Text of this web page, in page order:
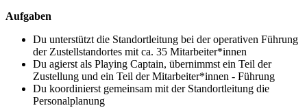
Aufgaben
Du unterstützt die Standortleitung bei der operativen Führung
der Zustellstandortes mit ca. 35 Mitarbeiter*innen
Du agierst als Playing Captain, übernimmst ein Teil der
Zustellung und ein Teil der Mitarbeiter*innen - Führung
Du koordinierst gemeinsam mit der Standortleitung die
Personalplanung